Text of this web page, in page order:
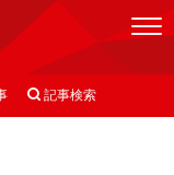
 記事検索